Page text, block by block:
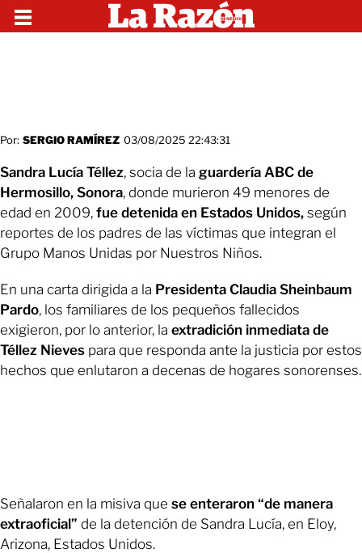
Por: SERGIO RAMÍREZ 03/08/2025 22:43:31
Sandra Lucía Téllez, socia de la guardería ABC de
Hermosillo, Sonora, donde murieron 49 menores de
edad en 2009, fue detenida en Estados Unidos, según
reportes de los padres de las víctimas que integran el
Grupo Manos Unidas por Nuestros Niños.
En una carta dirigida a la Presidenta Claudia Sheinbaum
Pardo, los familiares de los pequeños fallecidos
exigieron, por lo anterior, la extradición inmediata de
Téllez Nieves para que responda ante la justicia por estos
hechos que enlutaron a decenas de hogares sonorenses.
Señalaron en la misiva que se enteraron “de manera
extraoficial” de la detención de Sandra Lucía, en Eloy,
Arizona, Estados Unidos.